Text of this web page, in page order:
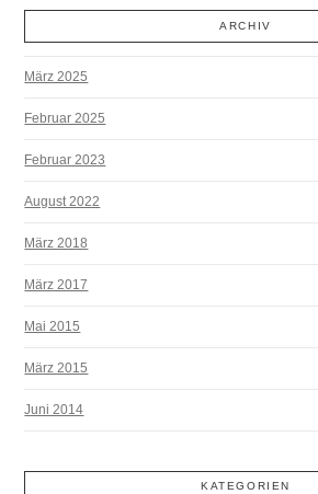
ARCHIV
März 2025
Februar 2025
Februar 2023
August 2022
März 2018
März 2017
Mai 2015
März 2015
Juni 2014
KATEGORIEN